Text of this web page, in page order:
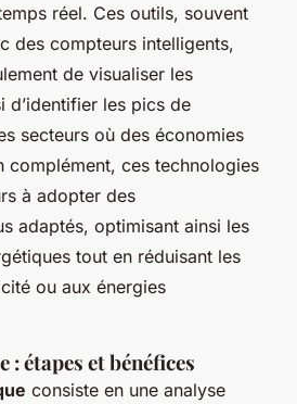
réel. Ces outils, souvent
des compteurs intelligents,
de visualiser les
d’identifier les pics de
secteurs où des économies
complément, ces technologies
à adopter des
adaptés, optimisant ainsi les
tout en réduisant les
ou aux énergies
: étapes et bénéfices
consiste en une analyse